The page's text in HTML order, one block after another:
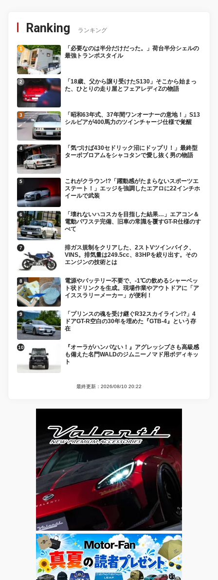
Ranking ランキング
「必要なのは半分だけだった。」荷台半分シェルの
最強トランポスタイル
「18歳、父から譲り受けたS130」そこから始まっ
た、ひとりの走り屋とフェアレディZの物語
「昭和63年式、37年間ワンオーナーの意地！」S13
シルビアが400馬力のツインチャージ仕様で覚醒
「気づけば430セドリック沼にドップリ！」最終型
ターボブロアムをシャコタンで愛し抜く男の物語
これがクラウン!?「躍動感がたまらないスポーツエ
ステート！」エッジを強調したエアロに22インチホ
イールで武装
「壊れないハコスカを目指した結果…」エアコン＆
電動パワステ完備、旧車の常識を覆すGT-R仕様のす
べて
排ガス規制をクリアした、2ストVツインバイク、
VINS。排気量は249.5cc、83HPを絞り出す。その
エンジンの技術とは
電源やバッテリー不要で、-1℃の飲めるシャーベッ
ト状ドリンクを生成。現場作業やアウトドアに「ア
イススラリーメーカー」が便利！
「プリンスの魂を受け継ぐR32スカイライン!?」4
ドアGT-R空白の30年を埋めた『GTB-4』という存
在
『オーラがハンパない！』アグレッシブさも高級感
も備えた名門WALDのジムニーノマド用ボディキッ
ト
最終更新：2026/08/10 20:22